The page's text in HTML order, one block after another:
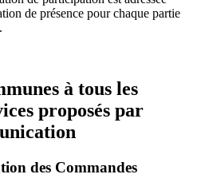
de présence pour chaque partie
à tous les
proposés par
des Commandes